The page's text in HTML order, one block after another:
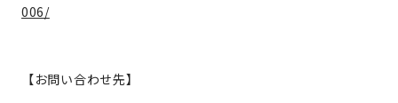
006/
【お問い合わせ先】